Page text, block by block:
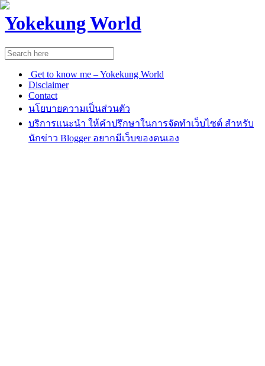
Yokekung World
Get to know me – Yokekung World
Disclaimer
Contact
นโยบายความเป็นส่วนตัว
บริการแนะนำ ให้คำปรึกษาในการจัดทำเว็บไซต์ สำหรับ
นักข่าว Blogger อยากมีเว็บของตนเอง